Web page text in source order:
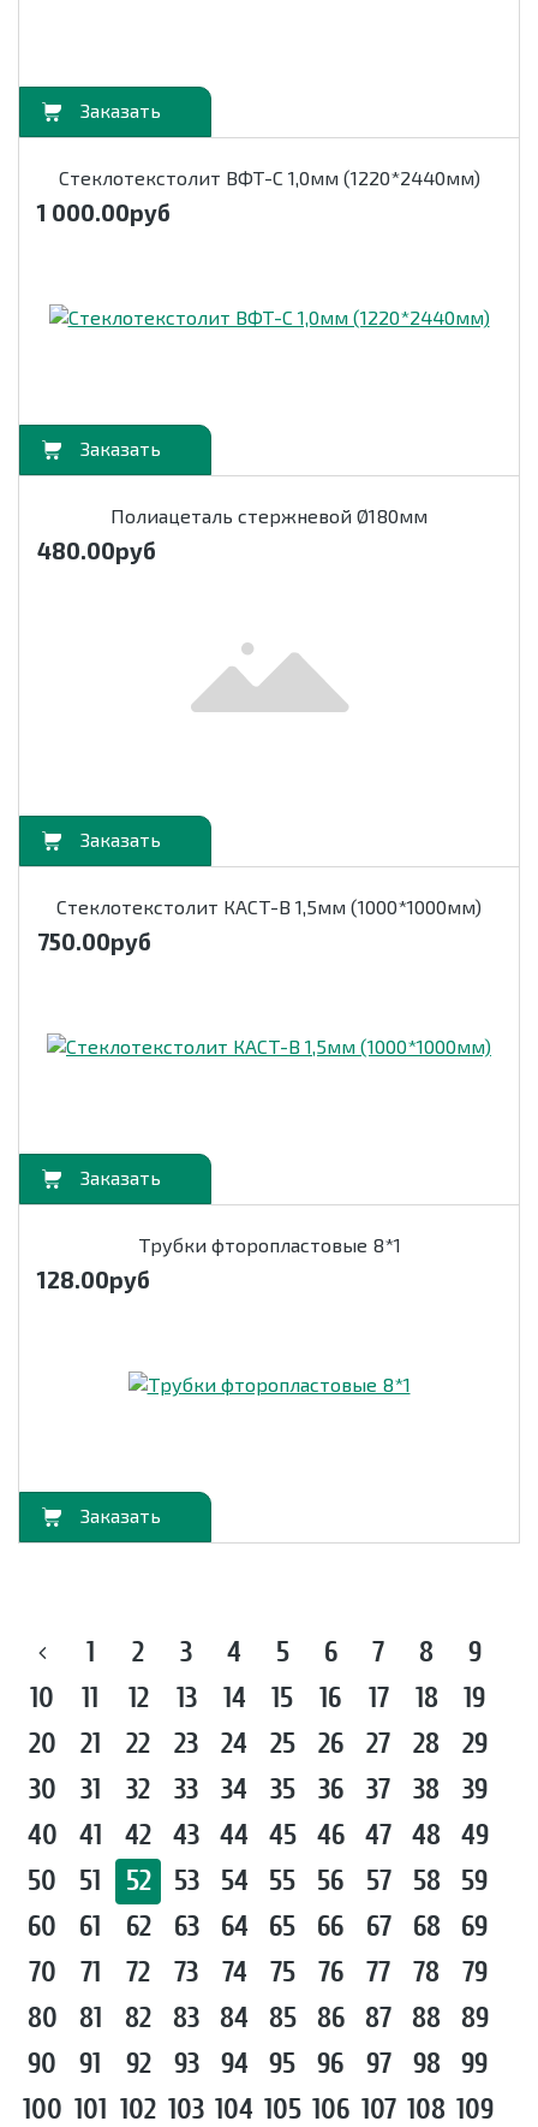
Стеклотекстолит ВФТ-С 1,0мм (1220*2440мм)
1 000.00руб
Полиацеталь стержневой Ø180мм
480.00руб
Стеклотекстолит КАСТ-В 1,5мм (1000*1000мм)
750.00руб
Трубки фторопластовые 8*1
128.00руб
1 2 3 4 5 6 7 8
9
10
11 12 13 14 15 16 17 18
19
20
21 22 23 24 25 26 27 28
29
30
31 32 33 34 35 36 37 38
39
40
41 42 43 44 45 46 47 48
49
50
51 52 53 54 55 56 57 58
59
60
61 62 63 64 65 66 67 68
69
70
71 72 73 74 75 76 77 78
79
80
81 82 83 84 85 86 87 88
89
90
91 92 93 94 95 96 97 98
99
100 101 102 103 104 105 106 107 108 109